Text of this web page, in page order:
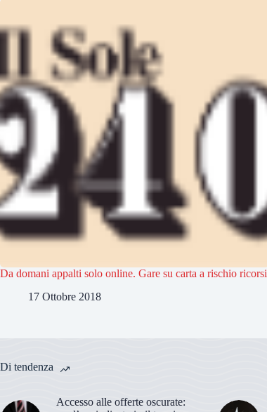
Da domani appalti solo online. Gare su carta a rischio ricorsi
17 Ottobre 2018
Di tendenza
Accesso alle offerte oscurate: